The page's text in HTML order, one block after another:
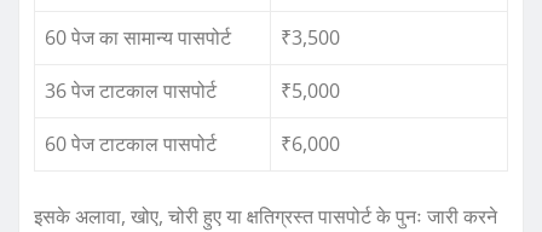
60 पेज का सामान्य पासपोर्ट
₹3,500
36 पेज टाटकाल पासपोर्ट
₹5,000
60 पेज टाटकाल पासपोर्ट
₹6,000
इसके अलावा, खोए, चोरी हुए या क्षतिग्रस्त पासपोर्ट के पुनः जारी करने